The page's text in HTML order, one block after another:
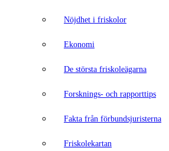
Nöjdhet i friskolor
Ekonomi
De största friskoleägarna
Forsknings- och rapporttips
Fakta från förbundsjuristerna
Friskolekartan